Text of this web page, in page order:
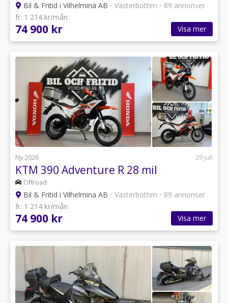
Bil & Fritid i Vilhelmina AB • Västerbotten • 89 annonser
fr. 1 214 kr/mån
74 900 kr Visa mer
Ny 2026 29 juli
KTM 390 Adventure R 28 mil
Offroad
Bil & Fritid i Vilhelmina AB • Västerbotten • 89 annonser
fr. 1 214 kr/mån
74 900 kr Visa mer